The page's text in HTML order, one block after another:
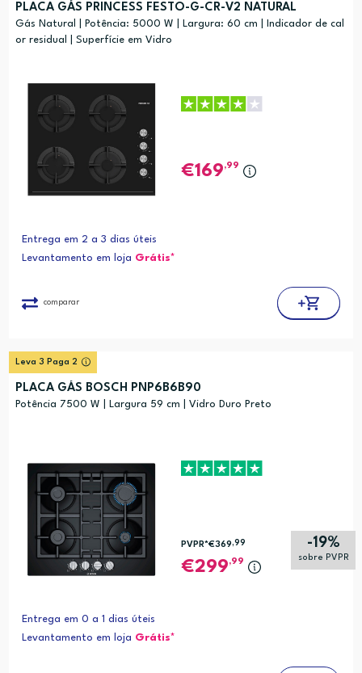
PLACA GÁS PRINCESS FESTO-G-CR-V2 NATURAL
Gás Natural | Potência: 5000 W | Largura: 60 cm | Indicador de cal
or residual | Superfície em Vidro
169,99
Entrega em 2 a 3 dias úteis
Levantamento em loja Grátis*
comparar
Leva 3 Paga 2
PLACA GÁS BOSCH PNP6B6B90
Potência 7500 W | Largura 59 cm | Vidro Duro Preto
-19%
sobre PVPR
PVPR*€369,99
299,99
Entrega em 0 a 1 dias úteis
Levantamento em loja Grátis*